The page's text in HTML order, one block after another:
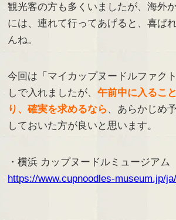
観光客の方も多くいましたが、海外
には、連れて行ってあげると、喜ば
んね。
今回は「マイカップヌードルファク
しで入れましたが、午前中に入るこ
り、確実を求めるなら 、あらかじめ
しておいた方が良いと思います。
・横浜 カップヌードルミュージアム
https://www.cupnoodles-museum.jp/